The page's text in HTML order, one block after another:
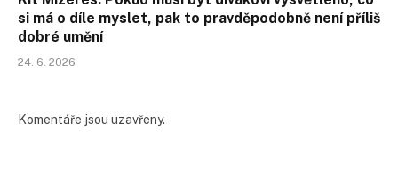
si má o díle myslet, pak to pravděpodobně není příliš
dobré umění
24. 6. 2026
Komentáře jsou uzavřeny.